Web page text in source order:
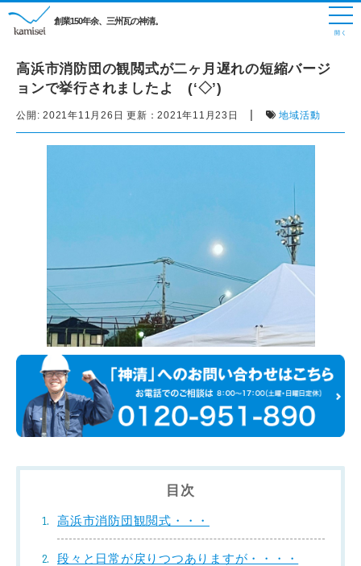
創業150年余、三州瓦の神清。
高浜市消防団の観閲式が二ヶ月遅れの短縮バージ
ョンで挙行されましたよ (‘◇’)ゞ
公開: 2021年11月26日 更新：2021年11月23日 | 地域活動
目次
高浜市消防団観閲式・・・
段々と日常が戻りつつありますが・・・・